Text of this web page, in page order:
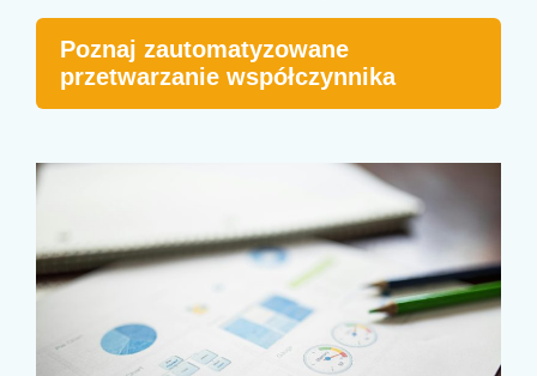
Poznaj zautomatyzowane
przetwarzanie współczynnika